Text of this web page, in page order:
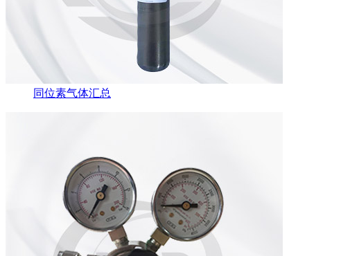
同位素气体汇总